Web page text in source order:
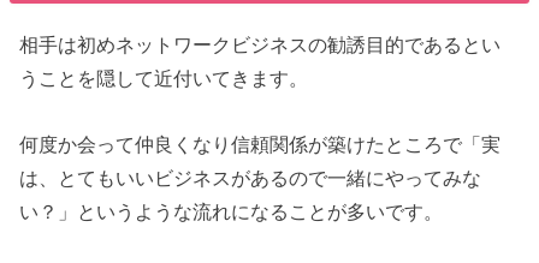
相手は初めネットワークビジネスの勧誘目的であるとい
うことを隠して近付いてきます。
何度か会って仲良くなり信頼関係が築けたところで「実
は、とてもいいビジネスがあるので一緒にやってみな
い？」というような流れになることが多いです。